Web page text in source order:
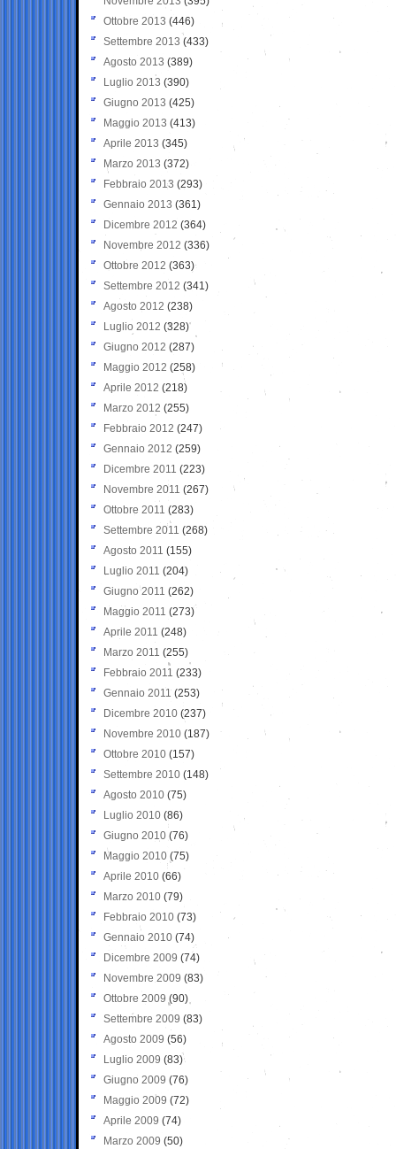
Ottobre 2013 (446)
Settembre 2013 (433)
Agosto 2013 (389)
Luglio 2013 (390)
Giugno 2013 (425)
Maggio 2013 (413)
Aprile 2013 (345)
Marzo 2013 (372)
Febbraio 2013 (293)
Gennaio 2013 (361)
Dicembre 2012 (364)
Novembre 2012 (336)
Ottobre 2012 (363)
Settembre 2012 (341)
Agosto 2012 (238)
Luglio 2012 (328)
Giugno 2012 (287)
Maggio 2012 (258)
Aprile 2012 (218)
Marzo 2012 (255)
Febbraio 2012 (247)
Gennaio 2012 (259)
Dicembre 2011 (223)
Novembre 2011 (267)
Ottobre 2011 (283)
Settembre 2011 (268)
Agosto 2011 (155)
Luglio 2011 (204)
Giugno 2011 (262)
Maggio 2011 (273)
Aprile 2011 (248)
Marzo 2011 (255)
Febbraio 2011 (233)
Gennaio 2011 (253)
Dicembre 2010 (237)
Novembre 2010 (187)
Ottobre 2010 (157)
Settembre 2010 (148)
Agosto 2010 (75)
Luglio 2010 (86)
Giugno 2010 (76)
Maggio 2010 (75)
Aprile 2010 (66)
Marzo 2010 (79)
Febbraio 2010 (73)
Gennaio 2010 (74)
Dicembre 2009 (74)
Novembre 2009 (83)
Ottobre 2009 (90)
Settembre 2009 (83)
Agosto 2009 (56)
Luglio 2009 (83)
Giugno 2009 (76)
Maggio 2009 (72)
Aprile 2009 (74)
Marzo 2009 (50)